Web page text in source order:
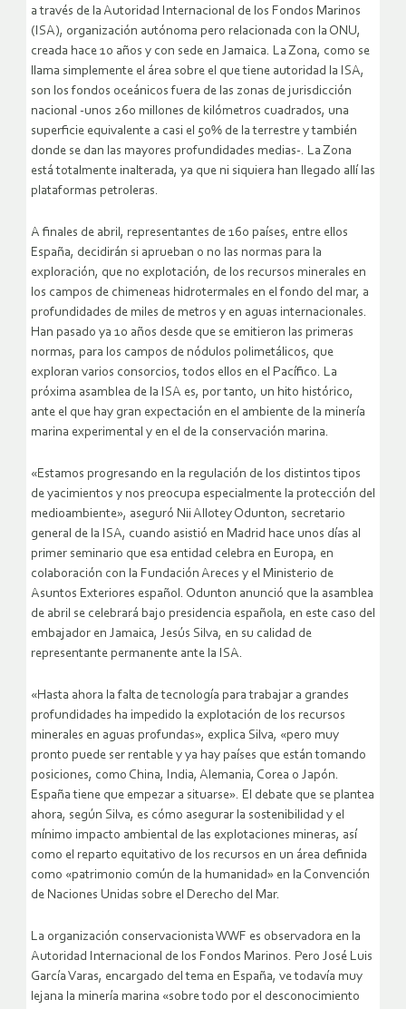
a través de la Autoridad Internacional de los Fondos Marinos
(ISA), organización autónoma pero relacionada con la ONU,
creada hace 10 años y con sede en Jamaica. La Zona, como se
llama simplemente el área sobre el que tiene autoridad la ISA,
son los fondos oceánicos fuera de las zonas de jurisdicción
nacional -unos 260 millones de kilómetros cuadrados, una
superficie equivalente a casi el 50% de la terrestre y también
donde se dan las mayores profundidades medias-. La Zona
está totalmente inalterada, ya que ni siquiera han llegado allí las
plataformas petroleras.
A finales de abril, representantes de 160 países, entre ellos
España, decidirán si aprueban o no las normas para la
exploración, que no explotación, de los recursos minerales en
los campos de chimeneas hidrotermales en el fondo del mar, a
profundidades de miles de metros y en aguas internacionales.
Han pasado ya 10 años desde que se emitieron las primeras
normas, para los campos de nódulos polimetálicos, que
exploran varios consorcios, todos ellos en el Pacífico. La
próxima asamblea de la ISA es, por tanto, un hito histórico,
ante el que hay gran expectación en el ambiente de la minería
marina experimental y en el de la conservación marina.
«Estamos progresando en la regulación de los distintos tipos
de yacimientos y nos preocupa especialmente la protección del
medioambiente», aseguró Nii Allotey Odunton, secretario
general de la ISA, cuando asistió en Madrid hace unos días al
primer seminario que esa entidad celebra en Europa, en
colaboración con la Fundación Areces y el Ministerio de
Asuntos Exteriores español. Odunton anunció que la asamblea
de abril se celebrará bajo presidencia española, en este caso del
embajador en Jamaica, Jesús Silva, en su calidad de
representante permanente ante la ISA.
«Hasta ahora la falta de tecnología para trabajar a grandes
profundidades ha impedido la explotación de los recursos
minerales en aguas profundas», explica Silva, «pero muy
pronto puede ser rentable y ya hay países que están tomando
posiciones, como China, India, Alemania, Corea o Japón.
España tiene que empezar a situarse». El debate que se plantea
ahora, según Silva, es cómo asegurar la sostenibilidad y el
mínimo impacto ambiental de las explotaciones mineras, así
como el reparto equitativo de los recursos en un área definida
como «patrimonio común de la humanidad» en la Convención
de Naciones Unidas sobre el Derecho del Mar.
La organización conservacionista WWF es observadora en la
Autoridad Internacional de los Fondos Marinos. Pero José Luis
García Varas, encargado del tema en España, ve todavía muy
lejana la minería marina «sobre todo por el desconocimiento